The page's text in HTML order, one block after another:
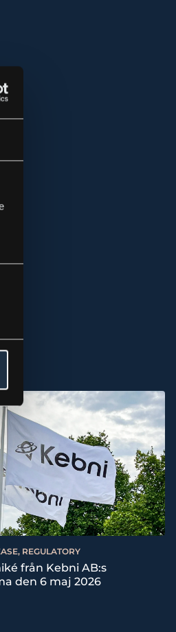
REGULATORY
från Kebni AB:s
den 6 maj 2026